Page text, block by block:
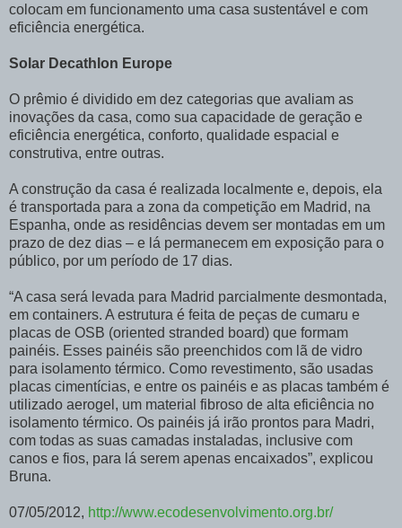
colocam em funcionamento uma casa sustentável e com
eficiência energética.
Solar Decathlon Europe
O prêmio é dividido em dez categorias que avaliam as
inovações da casa, como sua capacidade de geração e
eficiência energética, conforto, qualidade espacial e
construtiva, entre outras.
A construção da casa é realizada localmente e, depois, ela
é transportada para a zona da competição em Madrid, na
Espanha, onde as residências devem ser montadas em um
prazo de dez dias – e lá permanecem em exposição para o
público, por um período de 17 dias.
“A casa será levada para Madrid parcialmente desmontada,
em containers. A estrutura é feita de peças de cumaru e
placas de OSB (oriented stranded board) que formam
painéis. Esses painéis são preenchidos com lã de vidro
para isolamento térmico. Como revestimento, são usadas
placas cimentícias, e entre os painéis e as placas também é
utilizado aerogel, um material fibroso de alta eficiência no
isolamento térmico. Os painéis já irão prontos para Madri,
com todas as suas camadas instaladas, inclusive com
canos e fios, para lá serem apenas encaixados”, explicou
Bruna.
07/05/2012, http://www.ecodesenvolvimento.org.br/